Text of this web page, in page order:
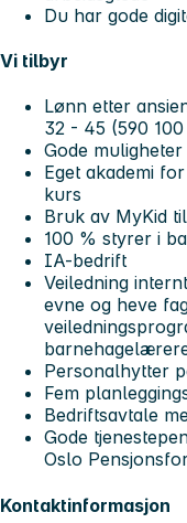
Du har gode
Vi tilbyr
Lønn etter
32 - 45 (590
Gode
Eget akademi
kurs
Bruk av MyKid
100 % styrer i
IA-bedrift
Veiledning
evne og heve
Personalhytter
Fem
Bedriftsavtale
Gode
Oslo
Kontaktinformasjon